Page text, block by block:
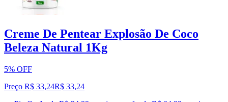
Creme De Pentear Explosão De Coco
Beleza Natural 1Kg
5% OFF
Preço R$ 33,24R$ 33,24